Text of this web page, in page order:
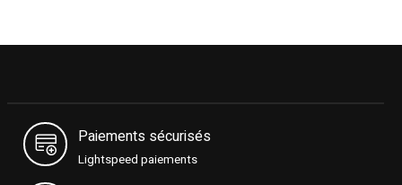
Paiements sécurisés
Lightspeed paiements